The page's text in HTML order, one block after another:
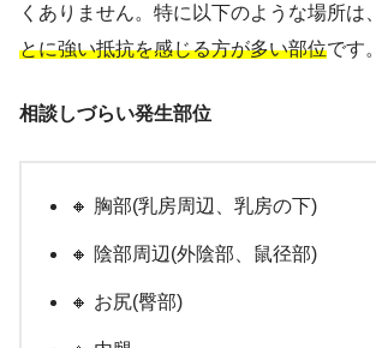
くありません。特に以下のような場所は、
とに強い抵抗を感じる方が多い部位です。
相談しづらい発生部位
🔸 胸部(乳房周辺、乳房の下)
🔸 陰部周辺(外陰部、鼠径部)
🔸 お尻(臀部)